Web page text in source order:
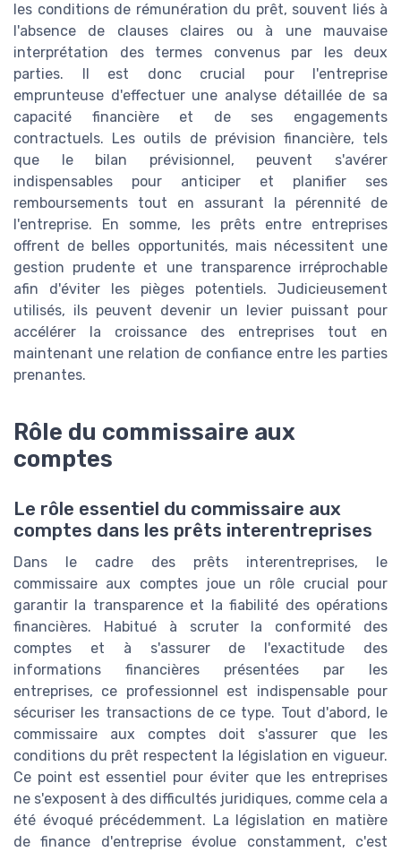
les conditions de rémunération du prêt, souvent liés à
l'absence de clauses claires ou à une mauvaise
interprétation des termes convenus par les deux
parties. Il est donc crucial pour l'entreprise
emprunteuse d'effectuer une analyse détaillée de sa
capacité financière et de ses engagements
contractuels. Les outils de prévision financière, tels
que le bilan prévisionnel, peuvent s'avérer
indispensables pour anticiper et planifier ses
remboursements tout en assurant la pérennité de
l'entreprise. En somme, les prêts entre entreprises
offrent de belles opportunités, mais nécessitent une
gestion prudente et une transparence irréprochable
afin d'éviter les pièges potentiels. Judicieusement
utilisés, ils peuvent devenir un levier puissant pour
accélérer la croissance des entreprises tout en
maintenant une relation de confiance entre les parties
prenantes.
Rôle du commissaire aux
comptes
Le rôle essentiel du commissaire aux
comptes dans les prêts interentreprises
Dans le cadre des prêts interentreprises, le
commissaire aux comptes joue un rôle crucial pour
garantir la transparence et la fiabilité des opérations
financières. Habitué à scruter la conformité des
comptes et à s'assurer de l'exactitude des
informations financières présentées par les
entreprises, ce professionnel est indispensable pour
sécuriser les transactions de ce type. Tout d'abord, le
commissaire aux comptes doit s'assurer que les
conditions du prêt respectent la législation en vigueur.
Ce point est essentiel pour éviter que les entreprises
ne s'exposent à des difficultés juridiques, comme cela a
été évoqué précédemment. La législation en matière
de finance d'entreprise évolue constamment, c'est